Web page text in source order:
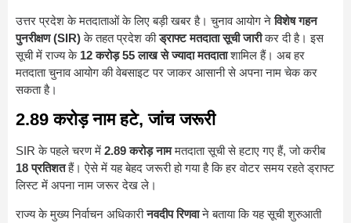
उत्तर प्रदेश के मतदाताओं के लिए बड़ी खबर है। चुनाव आयोग नेविशेष गहन
पुनरीक्षण (SIR)के तहत प्रदेश कीड्राफ्ट मतदाता सूची जारीकर दी है। इस
सूची में राज्य के 12 करोड़ 55 लाख से ज्यादा मतदाताशामिल हैं। अब हर
मतदाता चुनाव आयोग की वेबसाइट पर जाकर आसानी से अपना नाम चेक कर
सकता है।
2.89 करोड़ नाम हटे, जांच जरूरी
SIR के पहले चरण में 2.89 करोड़ नाममतदाता सूची से हटाए गए हैं, जो करीब
18 प्रतिशतहैं। ऐसे में यह बेहद जरूरी हो गया है कि हर वोटर समय रहते ड्राफ्ट
लिस्ट में अपना नाम जरूर देख ले।
राज्य के मुख्य निर्वाचन अधिकारीनवदीप रिणवाने बताया कि यह सूची शुरुआती